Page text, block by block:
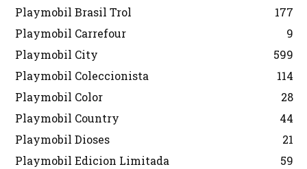
Playmobil Brasil Trol
177
Playmobil Carrefour
9
Playmobil City
599
Playmobil Coleccionista
114
Playmobil Color
28
Playmobil Country
44
Playmobil Dioses
21
Playmobil Edicion Limitada
59